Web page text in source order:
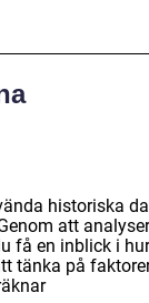
historiska
att
få en inblick i
tänka på